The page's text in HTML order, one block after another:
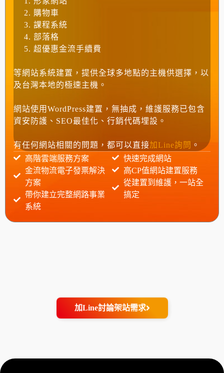
購物車
課程系統
部落格
超優惠金流手續費
等網站系統建置，提供全球多地點的主機供選擇，以
及台灣本地的極速主機。
網站使用WordPress建置，無抽成，維護服務已包含
資安防護、SEO最佳化、行銷代碼埋設。
有任何網站相關的問題，都可以直接加Line詢問 。
高階雲端服務方案
金流物流電子發票解決
方案
帶你建立完整網路事業
系統
快速完成網站
高CP值網站建置服務
從建置到維護，一站全
搞定
加Line討論架站需求